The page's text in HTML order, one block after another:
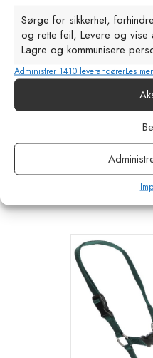
Sørge for sikkerhet,
og rette feil, Levere og vise
Lagre og kommunisere
Administrer 1410 leverandørerLes
Kalvesmokk
kr
Legg i